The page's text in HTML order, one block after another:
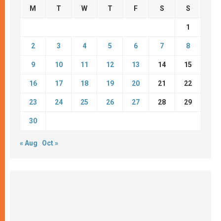
M T W T F S S
1
2 3 4 5 6 7 8
9 10 11 12 13 14 15
16 17 18 19 20 21 22
23 24 25 26 27 28 29
30
« Aug Oct »